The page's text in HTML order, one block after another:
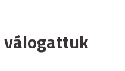
válogattuk